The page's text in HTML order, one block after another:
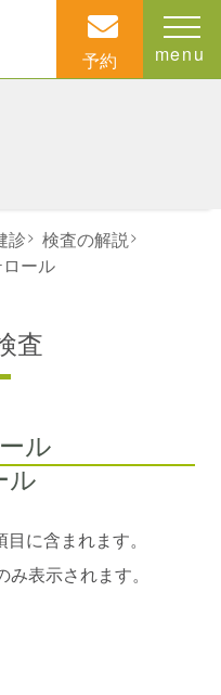
予約 menu
ル
診> 検査の解説>
ール
査
ル
に含まれます。
表示されます。